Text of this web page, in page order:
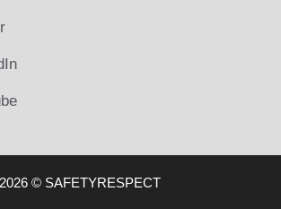
2026 © SAFETYRESPECT